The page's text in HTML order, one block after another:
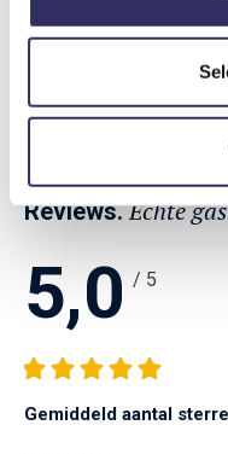
Per persoon per nacht
Reviews.Echte
5,0 / 5
Gemiddeld aantal